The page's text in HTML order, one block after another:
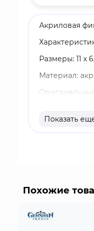
Акриловая
Размеры: 11 х
Материал:
Лини -
Показать
Похожие